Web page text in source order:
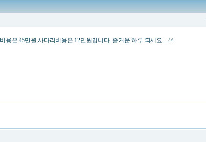
용은 45만원,사다리비용은 12만원입니다. 즐거운 하루 되세요....^^